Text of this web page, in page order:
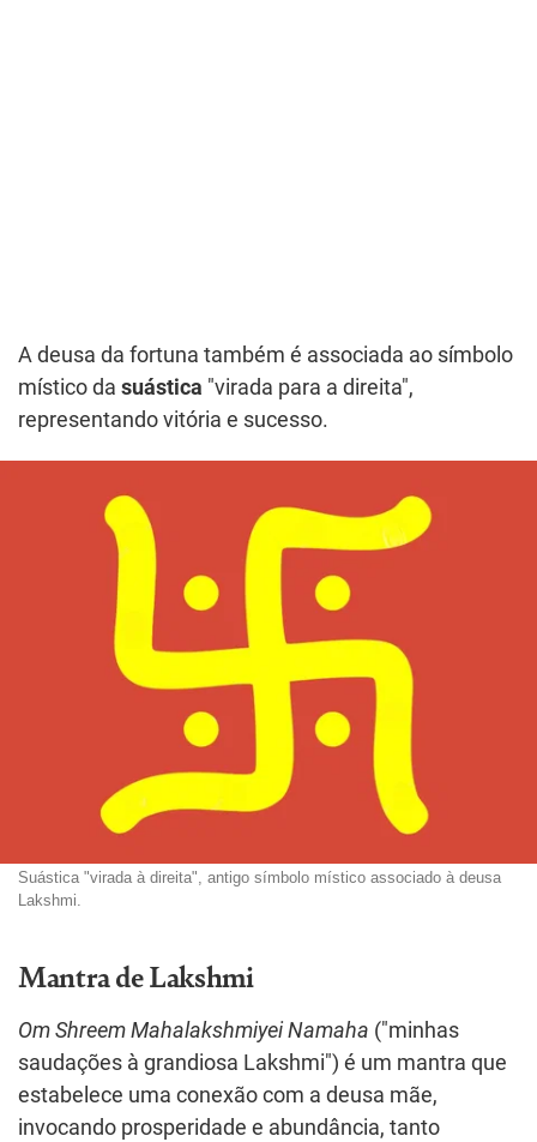
A deusa da fortuna também é associada ao símbolo
místico da suástica "virada para a direita",
representando vitória e sucesso.
Suástica "virada à direita", antigo símbolo místico associado à deusa
Lakshmi.
Mantra de Lakshmi
Om Shreem Mahalakshmiyei Namaha ("minhas
saudações à grandiosa Lakshmi") é um mantra que
estabelece uma conexão com a deusa mãe,
invocando prosperidade e abundância, tanto